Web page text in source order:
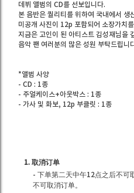
데뷔 앨범의 CD를 선보입니다.
본 음반은 퀄리티를 위하여 국내에서
미공개 사진이 12p 포함되어 소장가치
지금은 고인이 된 아티스트 김성재님을
음악 팬 여러분의 많은 성원 부탁드립니
*앨범 사양
- CD : 1종
- 주얼케이스+아웃박스 : 1종
- 가사 및 화보, 12p 부클릿 : 1종
1. 取消订单
- 下单第二天中午12点之后不可
不可取消订单。